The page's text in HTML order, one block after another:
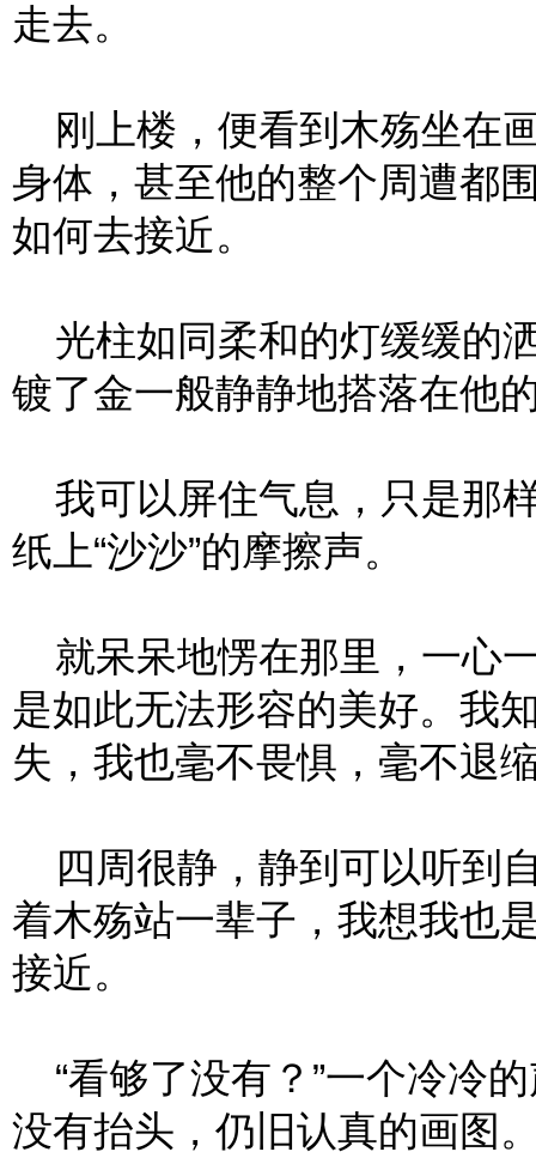
走去。
刚上楼，便看到木殇坐在
身体，甚至他的整个周遭都
如何去接近。
光柱如同柔和的灯缓缓的
镀了金一般静静地搭落在他
我可以屏住气息，只是那
纸上“沙沙”的摩擦声。
就呆呆地愣在那里，一心
是如此无法形容的美好。我
失，我也毫不畏惧，毫不退
四周很静，静到可以听到
着木殇站一辈子，我想我也
接近。
“看够了没有？”一个冷冷
没有抬头，仍旧认真的画图